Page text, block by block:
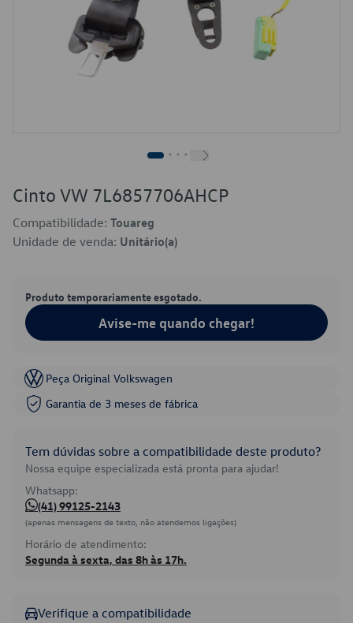
Cinto VW 7L6857706AHCP
Compatibilidade: Touareg
Unidade de venda: Unitário(a)
Produto temporariamente esgotado.
Avise-me quando chegar!
Peça Original Volkswagen
Garantia de 3 meses de fábrica
Tem dúvidas sobre a compatibilidade deste produto?
Nossa equipe especializada está pronta para ajudar!
Whatsapp:
(41) 99125-2143
(apenas mensagens de texto, não atendemos ligações)
Horário de atendimento:
Segunda à sexta, das 8h às 17h.
Verifique a compatibilidade